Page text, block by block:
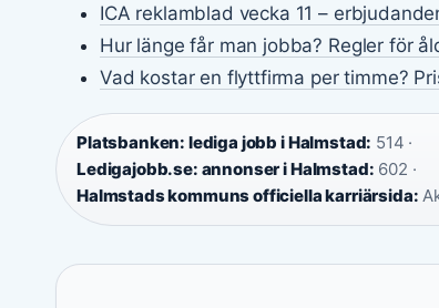
ICA reklamblad vecka 11 –
Hur länge får man jobba? Regler för
Vad kostar en flyttfirma per timme?
Platsbanken: lediga jobb i Halmstad: 514 ·
Ledigajobb.se: annonser i Halmstad: 602 ·
Halmstads kommuns officiella karriärsida: